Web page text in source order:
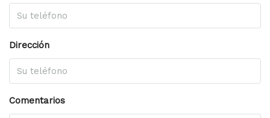
Dirección
Comentarios